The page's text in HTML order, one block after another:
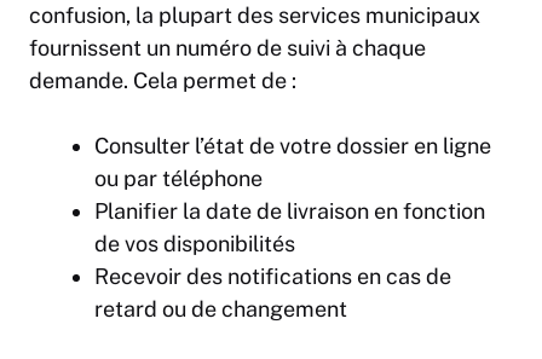
confusion, la plupart des services municipaux
fournissent un numéro de suivi à chaque
demande. Cela permet de :
Consulter l’état de votre dossier en ligne
ou par téléphone
Planifier la date de livraison en fonction
de vos disponibilités
Recevoir des notifications en cas de
retard ou de changement